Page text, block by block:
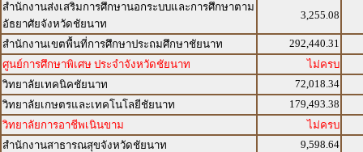
สำนักงานส่งเสริมการศึกษานอกระบบและการศึกษาตาม
อัธยาศัยจังหวัดชัยนาท
3,255.08
สำนักงานเขตพื้นที่การศึกษาประถมศึกษาชัยนาท
292,440.31
ศูนย์การศึกษาพิเศษ ประจำจังหวัดชัยนาท
ไม่ครบ
วิทยาลัยเทคนิคชัยนาท
72,018.34
วิทยาลัยเกษตรและเทคโนโลยีชัยนาท
179,493.38
วิทยาลัยการอาชีพเนินขาม
ไม่ครบ
สำนักงานสาธารณสุขจังหวัดชัยนาท
9,598.64